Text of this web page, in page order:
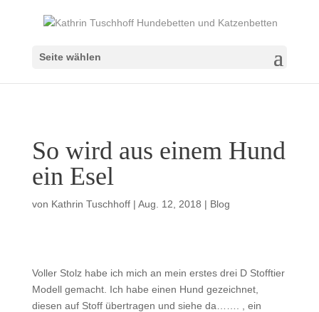
Seite wählen
So wird aus einem Hund
ein Esel
von Kathrin Tuschhoff| Aug. 12, 2018 | Blog
Voller Stolz habe ich mich an mein erstes drei D Stofftier
Modell gemacht. Ich habe einen Hund gezeichnet,
diesen auf Stoff übertragen und siehe da……. , ein